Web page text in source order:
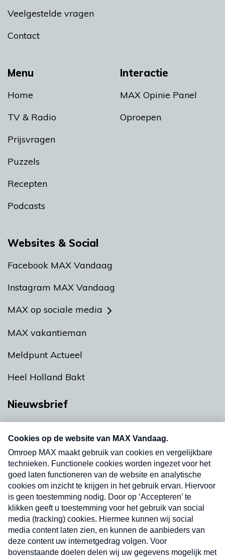
Menu
Home
TV & Radio
Prijsvragen
Puzzels
Recepten
Podcasts
Interactie
MAX Opinie Panel
Oproepen
Veelgestelde vragen
Contact
Websites & Social
Facebook MAX Vandaag
Instagram MAX Vandaag
MAX op sociale media
MAX vakantieman
Meldpunt Actueel
Heel Holland Bakt
Nieuwsbrief
nieuwsbrief. Elke vrijdag- en dinsdagochtend in
uw mailbox.
Verzend